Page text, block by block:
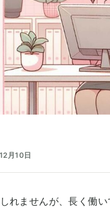
月10日
れませんが、長く働